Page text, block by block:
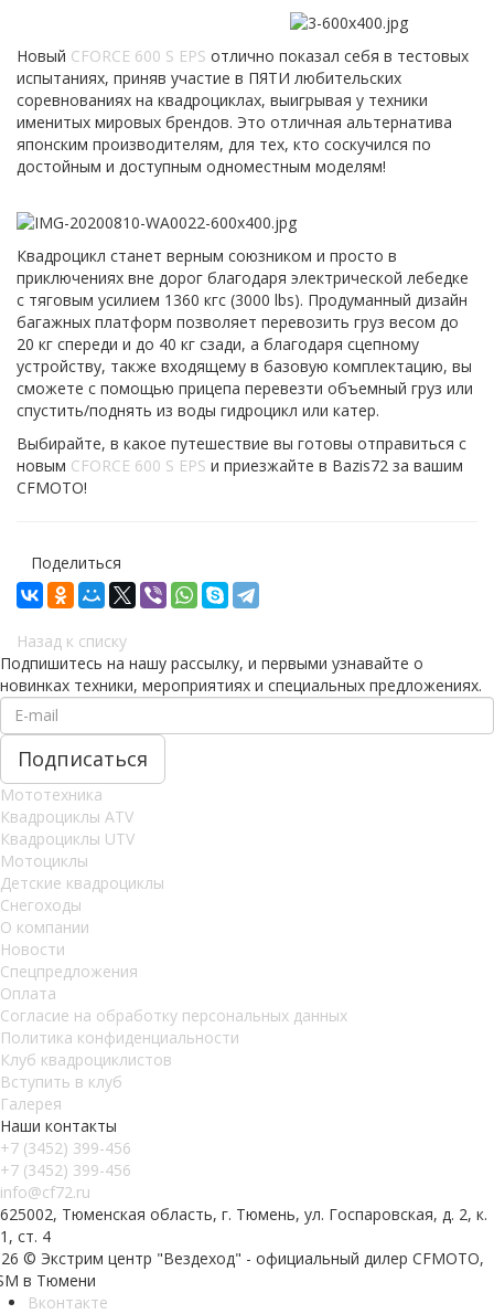
Новый CFORCE 600 S EPS отлично показал себя в тестовых
испытаниях, приняв участие в ПЯТИ любительских
соревнованиях на квадроциклах, выигрывая у техники
именитых мировых брендов. Это отличная альтернатива
японским производителям, для тех, кто соскучился по
достойным и доступным одноместным моделям!
Квадроцикл станет верным союзником и просто в
приключениях вне дорог благодаря электрической лебедке
с тяговым усилием 1360 кгc (3000 lbs). Продуманный дизайн
багажных платформ позволяет перевозить груз весом до
20 кг спереди и до 40 кг сзади, а благодаря сцепному
устройству, также входящему в базовую комплектацию, вы
сможете с помощью прицепа перевезти объемный груз или
спустить/поднять из воды гидроцикл или катер.
Выбирайте, в какое путешествие вы готовы отправиться с
новым CFORCE 600 S EPS и приезжайте в Bazis72 за вашим
CFMOTO!
Поделиться
Назад к списку
Подпишитесь на нашу рассылку, и первыми узнавайте о
новинках техники, мероприятиях и специальных предложениях.
Мототехника
Квадроциклы ATV
Квадроциклы UTV
Мотоциклы
Детские квадроциклы
Снегоходы
О компании
Новости
Спецпредложения
Оплата
Согласие на обработку персональных данных
Политика конфиденциальности
Клуб квадроциклистов
Вступить в клуб
Галерея
Наши контакты
+7 (3452) 399-456
+7 (3452) 399-456
info@cf72.ru
625002, Тюменская область, г. Тюмень, ул. Госпаровская, д. 2, к.
1, ст. 4
© Экстрим центр "Вездеход" - официальный дилер CFMOTO,
в Тюмени
Вконтакте